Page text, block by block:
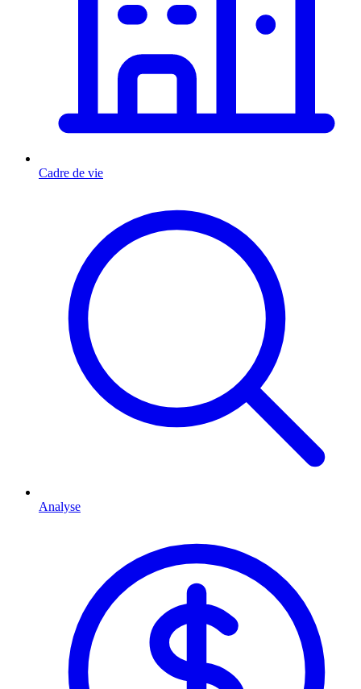
Cadre de vie
Analyse